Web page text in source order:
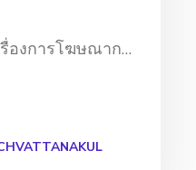
องการโฆษณาก…